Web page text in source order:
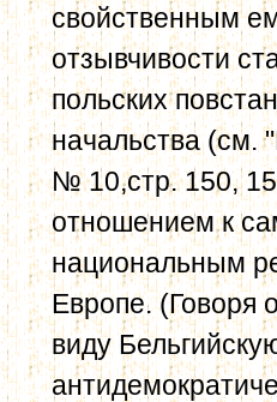
свойственным
отзывчивости
польских
начальства (см.
№ 10,стр. 150,
отношением к
национальным
Европе. (Говоря
виду